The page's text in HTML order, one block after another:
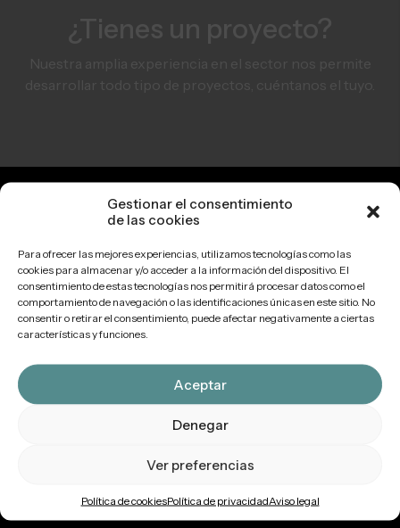
Gestionar el consentimiento
de las cookies
Para ofrecer las mejores experiencias, utilizamos tecnologías como las
cookies para almacenar y/o acceder a la información del dispositivo. El
consentimiento de estas tecnologías nos permitirá procesar datos como el
comportamiento de navegación o las identificaciones únicas en este sitio. No
consentir o retirar el consentimiento, puede afectar negativamente a ciertas
características y funciones.
Aceptar
Denegar
Ver preferencias
Política de cookiesPolítica de privacidadAviso legal
Música
Voz
Diseño sonoro
Quiénes somos